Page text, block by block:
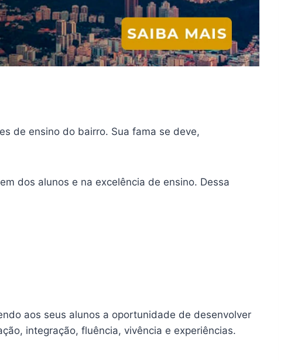
de ensino do bairro. Sua fama se deve,
dos alunos e na excelência de ensino. Dessa
aos seus alunos a oportunidade de desenvolver
integração, fluência, vivência e experiências.